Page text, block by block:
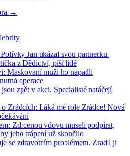
→
Jan ukázal svou partnerku.
z Dědictví, píší lidé
Maskovaní muži ho napadli
operace
zpět v akci. Specialisté natáčejí
Zrádcích: Láká mě role Zrádce! Nová
Zdrcenou vdovu museli podpírat,
jeho trápení už skončilo
se zdravotním problémem. Zradil ji